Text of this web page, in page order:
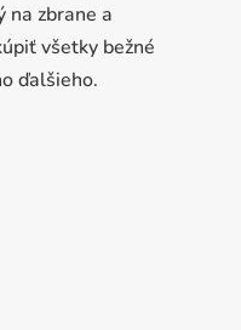
na zbrane a
všetky bežné
ďalšieho.